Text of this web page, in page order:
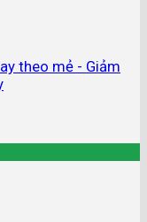
theo mẻ - Giảm